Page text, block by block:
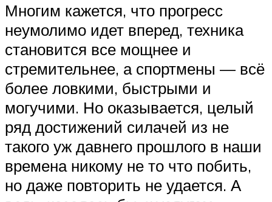
Многим кажется, что прогресс
неумолимо идет вперед, техника
становится все мощнее и
стремительнее, а спортмены — всё
более ловкими, быстрыми и
могучими. Но оказывается, целый
ряд достижений силачей из не
такого уж давнего прошлого в наши
времена никому не то что побить,
но даже повторить не удается. А